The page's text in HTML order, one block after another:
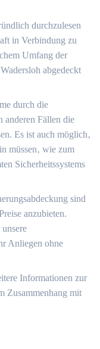
durchzulesen
in Verbindung zu
Umfang der
abgedeckt
durch die
anderen Fällen die
Es ist auch möglich‚
müssen‚ wie zum
Sicherheitssystems
sind
anzubieten.​
Anliegen ohne
Informationen zur
Zusammenhang mit